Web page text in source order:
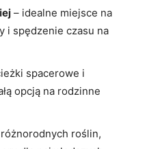
–⁤ idealne miejsce na
i spędzenie ⁤czasu ⁤na
spacerowe⁤ i
opcją na rodzinne
różnorodnych roślin,